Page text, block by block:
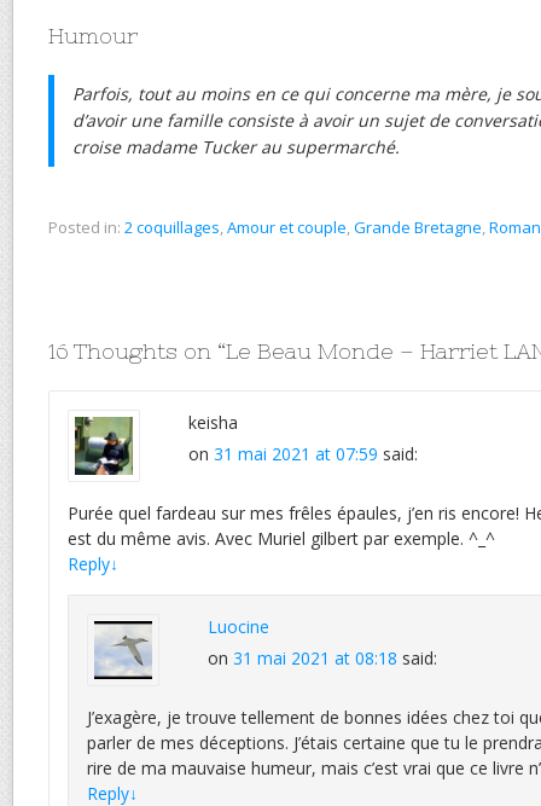
Humour
Parfois, tout au moins en ce qui concerne ma mère, je
d’avoir une famille consiste à avoir un sujet de
croise madame Tucker au supermarché.
Posted in: 2 coquillages,Amour et couple,Grande Bretagne,Roman
16 Thoughts on “Le Beau Monde – Harriet
keisha
on 31 mai 2021 at 07:59 said:
Purée quel fardeau sur mes frêles épaules, j’en ris encore!
est du même avis. Avec Muriel gilbert par exemple. ^_^
Reply↓
Luocine
on 31 mai 2021 at 08:18 said:
J’exagère, je trouve tellement de bonnes idées chez toi
parler de mes déceptions. J’étais certaine que tu le
rire de ma mauvaise humeur, mais c’est vrai que ce livre
Reply↓